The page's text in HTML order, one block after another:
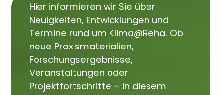
Hier informieren wir Sie über
Neuigkeiten, Entwicklungen und
Termine rund um Klima@Reha. Ob
neue Praxismaterialien,
Forschungsergebnisse,
Veranstaltungen oder
Projektfortschritte – in diesem